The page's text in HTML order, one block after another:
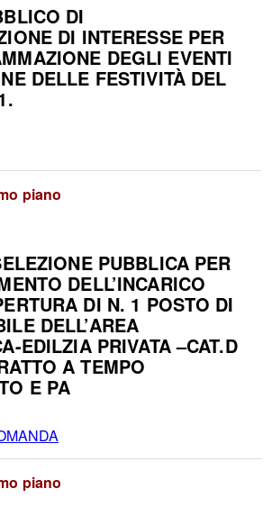
DI
DI INTERESSE PER
DEGLI EVENTI
DELLE FESTIVITÀ DEL
piano
PUBBLICA PER
DELL’INCARICO
DI N. 1 POSTO DI
DELL’AREA
EDILZIA PRIVATA –CAT.D
A TEMPO
E PA
piano